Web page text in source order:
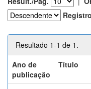
Resultado 1-1 de 1.
Ano de
publicação
Título